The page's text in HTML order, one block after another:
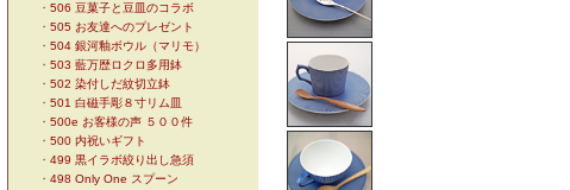
・ 506 豆菓子と豆皿のコラボ
・ 505 お友達へのプレゼント
・ 504 銀河釉ボウル（マリモ）
・ 503 藍万歴ロクロ多用鉢
・ 502 染付しだ紋切立鉢
・ 501 白磁手彫８寸リム皿
・ 500e お客様の声 ５００件
・ 500 内祝いギフト
・ 499 黒イラボ絞り出し急須
・ 498 Only One スプーン